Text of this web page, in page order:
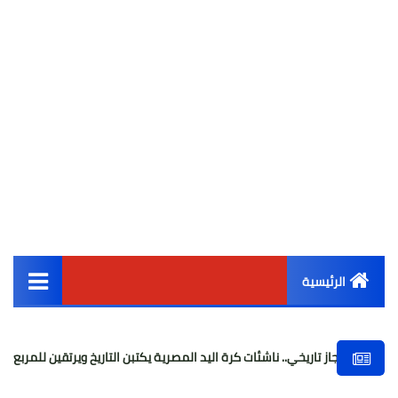
الرئيسية
أخبار مصر
ناشئات كرة اليد المصرية يكتبن التاريخ ويرتقين للمربع الذهبي